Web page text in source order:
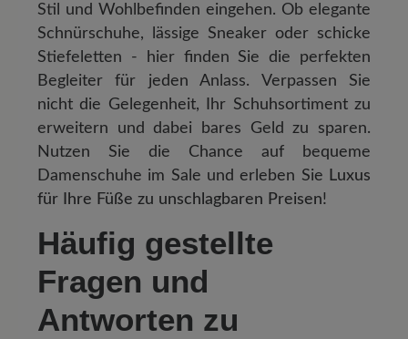
Stil und Wohlbefinden eingehen. Ob elegante
Schnürschuhe, lässige Sneaker oder schicke
Stiefeletten - hier finden Sie die perfekten
Begleiter für jeden Anlass. Verpassen Sie
nicht die Gelegenheit, Ihr Schuhsortiment zu
erweitern und dabei bares Geld zu sparen.
Nutzen Sie die Chance auf bequeme
Damenschuhe im Sale und erleben Sie Luxus
für Ihre Füße zu unschlagbaren Preisen!
Häufig gestellte
Fragen und
Antworten zu